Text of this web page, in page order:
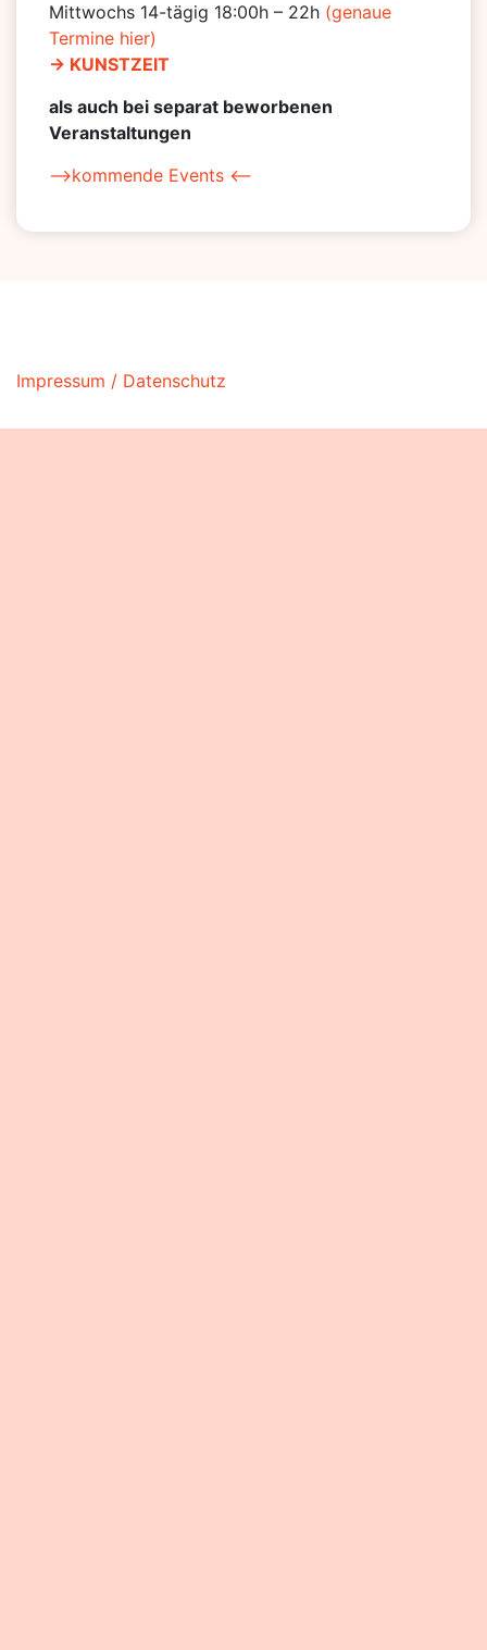
Mittwochs 14-tägig 18:00h – 22h (genaue
Termine hier)
-> KUNSTZEIT
als auch bei separat beworbenen
Veranstaltungen
–>kommende Events <–
Impressum / Datenschutz